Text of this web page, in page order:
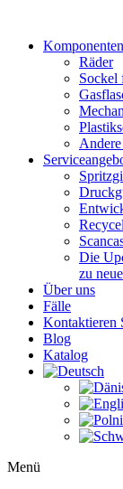
wechselnKomponenten
Räder
Sockel
Die
zu
Über uns
Fälle
Kontaktieren
Blog
Katalog
Menü